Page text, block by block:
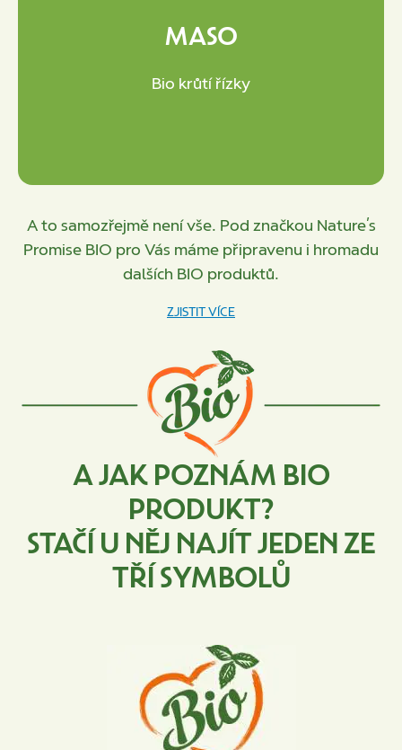
MASO
Bio krůtí řízky
A to samozřejmě není vše. Pod značkou Nature’s
Promise BIO pro Vás máme připravenu i hromadu
dalších BIO produktů.
ZJISTIT VÍCE
A JAK POZNÁM BIO
PRODUKT?
STAČÍ U NĚJ NAJÍT JEDEN ZE
TŘÍ SYMBOLŮ